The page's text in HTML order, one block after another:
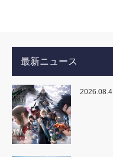
最新ニュース
2026.08.4